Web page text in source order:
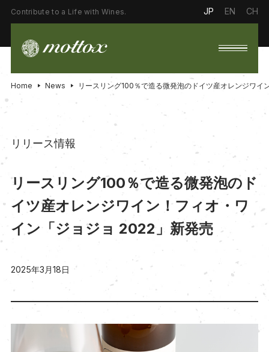
Contribute to a Life with Wines. JP EN CH
Home News リースリング100％で造る微発泡のドイツ産オレンジワ
リリース情報
リースリング100％で造る微発泡のド
イツ産オレンジワイン！フィオ・ワ
イン「ジョジョ 2022」新発売
2025年3月18日